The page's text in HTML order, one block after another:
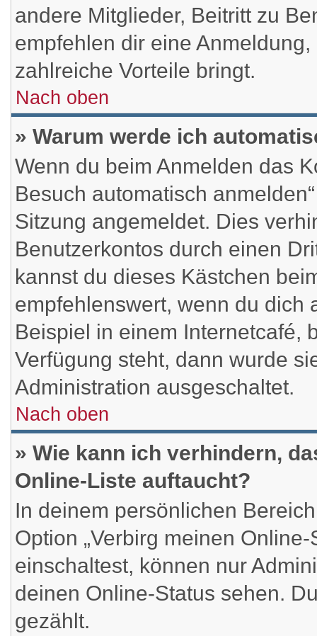
andere Mitglieder, Beitritt zu
empfehlen dir eine
zahlreiche Vorteile bringt.
Nach oben
» Warum werde ich
Wenn du beim Anmelden das
Besuch automatisch
Sitzung angemeldet. Dies
Benutzerkontos durch einen
kannst du dieses Kästchen
empfehlenswert, wenn du dich
Beispiel in einem Internetcafé,
Verfügung steht, dann wurde
Administration ausgeschaltet.
Nach oben
» Wie kann ich verhindern,
Online-Liste auftaucht?
In deinem persönlichen
Option „Verbirg meinen
einschaltest, können nur
deinen Online-Status sehen.
gezählt.